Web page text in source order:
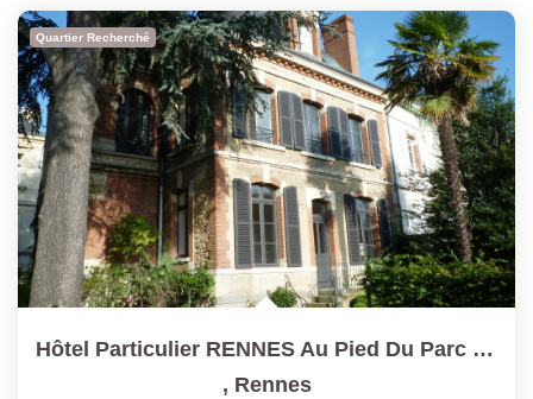
Quartier Recherché
Hôtel Particulier RENNES Au Pied Du Parc Du Thabor
, Rennes